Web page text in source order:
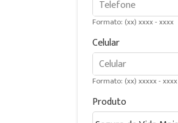
Formato: (xx) xxxx - xxxx
Celular
Formato: (xx) xxxxx - xxxx
Produto